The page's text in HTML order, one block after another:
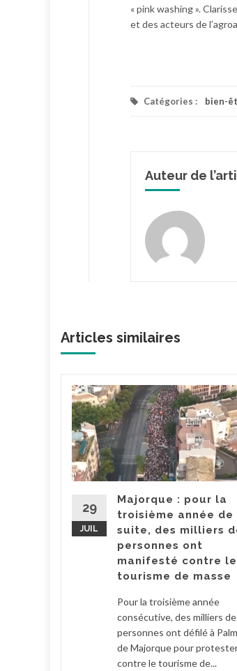
« pink washing ».
et des acteurs de
Catégories : bien-
Auteur de
Articles similaires
29
JUIL
Majorque : pour la
troisième année de
suite, des milliers
personnes ont
manifesté contre le
tourisme de masse
Pour la troisième année
consécutive, des milliers de
personnes ont défilé à
de Majorque pour
contre le tourisme de...